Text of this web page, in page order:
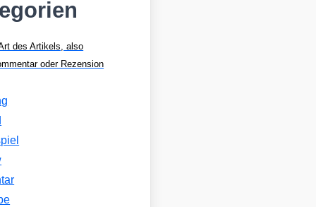
des Artikels, also
oder Rezension